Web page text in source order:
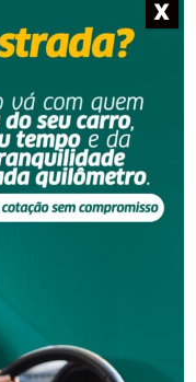
o MPSC ajuizou,
os crimes dos
Social do MPSC
X